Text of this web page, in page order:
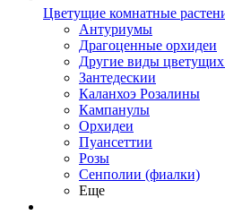
Цветущие комнатные
Антуриумы
Драгоценные орхидеи
Другие виды цветущих
Зантедескии
Каланхоэ Розалины
Кампанулы
Орхидеи
Пуансеттии
Розы
Сенполии (фиалки)
Еще